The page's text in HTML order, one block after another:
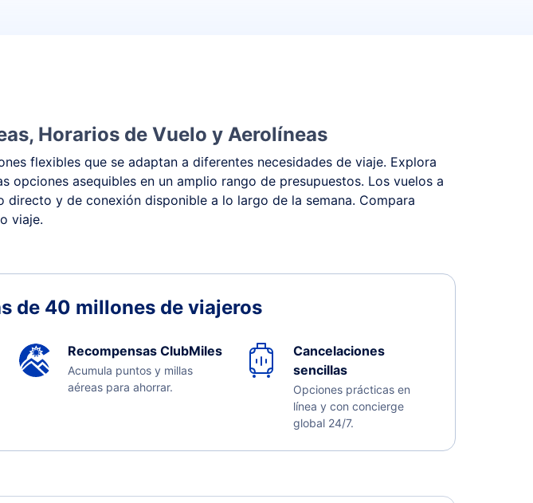
Horarios de Vuelo y Aerolíneas
flexibles que se adaptan a diferentes necesidades de viaje. Explora
opciones asequibles en un amplio rango de presupuestos. Los vuelos a
y de conexión disponible a lo largo de la semana. Compara
viaje.
de 40 millones de viajeros
Recompensas ClubMiles
Acumula puntos y millas
aéreas para ahorrar.
Cancelaciones
sencillas
Opciones prácticas en
línea y con concierge
global 24/7.